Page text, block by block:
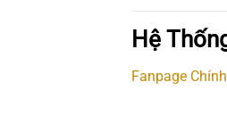
Hệ
Fanpage